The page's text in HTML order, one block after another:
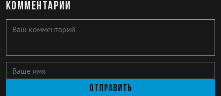
Комментарии
Отправить